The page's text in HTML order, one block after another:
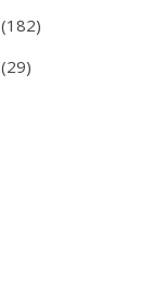
(182)
(29)